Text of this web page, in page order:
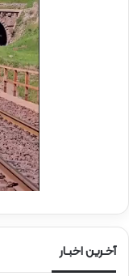
آخـرین اخبـار